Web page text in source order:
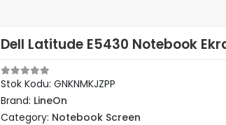
Dell Latitude E5430 Notebook
Stok Kodu: GNKNMKJZPP
Brand: LineOn
Category: Notebook Screen